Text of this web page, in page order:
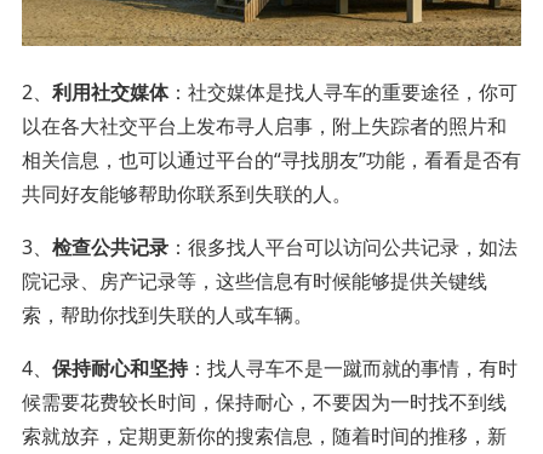
2、 利用社交媒体：社交媒体是找人寻车的重要途径，你可
以在各大社交平台上发布寻人启事，附上失踪者的照片和
相关信息，也可以通过平台的“寻找朋友”功能，看看是否有
共同好友能够帮助你联系到失联的人。
3、 检查公共记录：很多找人平台可以访问公共记录，如法
院记录、房产记录等，这些信息有时候能够提供关键线
索，帮助你找到失联的人或车辆。
4、 保持耐心和坚持：找人寻车不是一蹴而就的事情，有时
候需要花费较长时间，保持耐心，不要因为一时找不到线
索就放弃，定期更新你的搜索信息，随着时间的推移，新